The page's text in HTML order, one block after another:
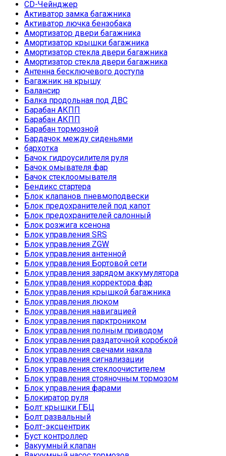
CD-Чейнджер
Активатор замка багажника
Активатор лючка бензобака
Амортизатор двери багажника
Амортизатор крышки багажника
Амортизатор стекла двери багажника
Амортизатор стекла двери багажника
Антенна бесключевого доступа
Багажник на крышу
Балансир
Балка продольная под ДВС
Барабан АКПП
Барабан АКПП
Барабан тормозной
Бардачок между сиденьями
бархотка
Бачок гидроусилителя руля
Бачок омывателя фар
Бачок стеклоомывателя
Бендикс стартера
Блок клапанов пневмоподвески
Блок предохранителей под капот
Блок предохранителей салонный
Блок розжига ксенона
Блок управления SRS
Блок управления ZGW
Блок управления антенной
Блок управления Бортовой сети
Блок управления зарядом аккумулятора
Блок управления корректора фар
Блок управления крышкой багажника
Блок управления люком
Блок управления навигацией
Блок управления парктроником
Блок управления полным приводом
Блок управления раздаточной коробкой
Блок управления свечами накала
Блок управления сигнализации
Блок управления стеклоочистителем
Блок управления стояночным тормозом
Блок управления фарами
Блокиратор руля
Болт крышки ГБЦ
Болт развальный
Болт-эксцентрик
Буст контроллер
Вакуумный клапан